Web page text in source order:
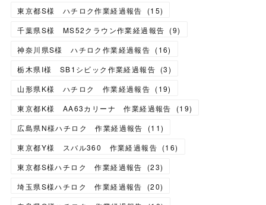
東京都S様 ハチロク作業経過報告
(15)
千葉県S様 MS52クラウン作業経過報告 (9)
神奈川県S様 ハチロク作業経過報告 (16)
栃木県I様 SB1シビック作業経過報告 (3)
山形県K様 ハチロク 作業経過報告 (19)
東京都K様 AA63カリーナ 作業経過報告
(19)
広島県N様ハチロク 作業経過報告
(11)
東京都Y様 スバル360 作業経過報告 (16)
東京都S様ハチロク 作業経過報告
(23)
埼玉県S様ハチロク 作業経過報告
(20)